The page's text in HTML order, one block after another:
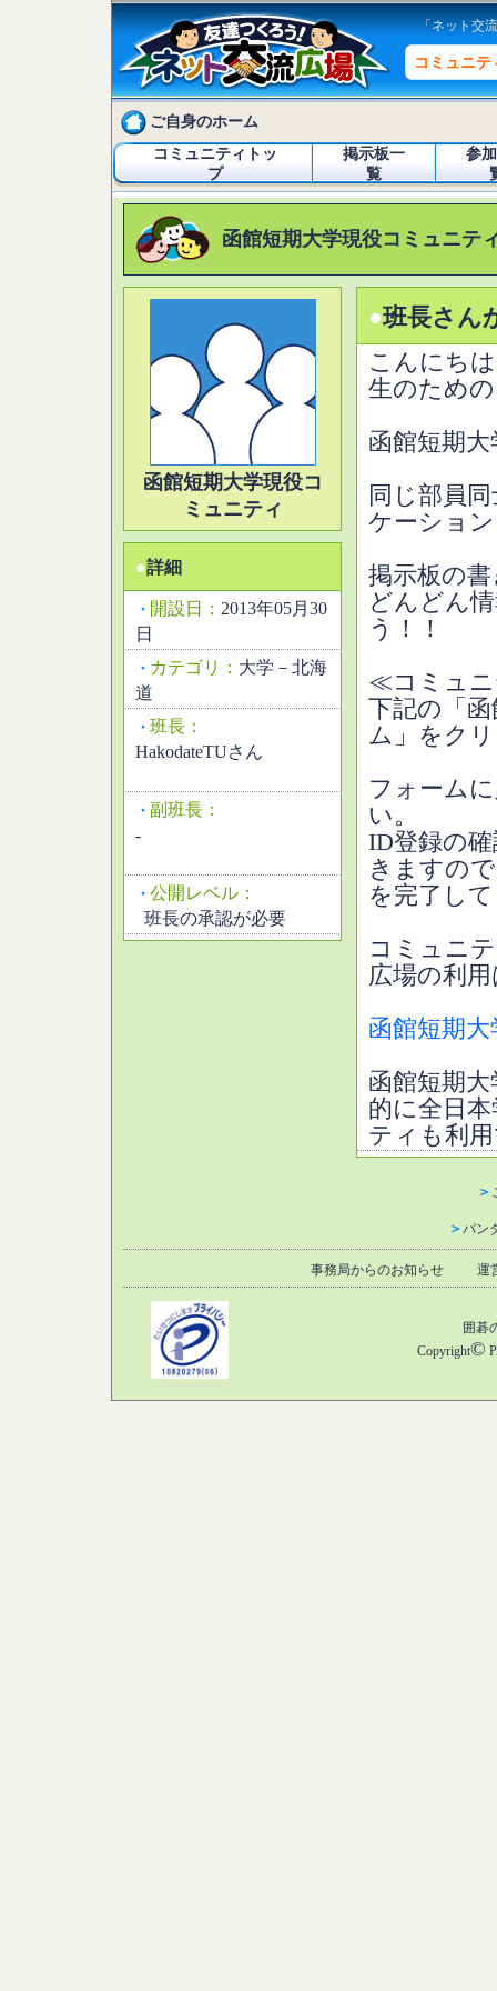
「ネット交
コミュニテ
ご自身のホーム
コミュニティトッ
プ
掲示板一
覧
参
函館短期大学現役コミュニテ
函館短期大学現役コ
ミュニティ
●詳細
・ 開設日： 2013年05月30
日
・ カテゴリ： 大学－北海
道
・ 班長：
HakodateTUさん
・ 副班長：
-
・ 公開レベル：
班長の承認が必要
●班長さん
こんにち
生のため
函館短期
同じ部員
ケーショ
掲示板の
どんどん
う！！
≪コミュ
下記の「
ム」をク
フォーム
い。
ID登録の
きますの
を完了し
コミュニ
広場の利
函館短期
函館短期
的に全日
ティも利
＞
＞ パン
事務局からのお知らせ 運
囲碁
Copyright©